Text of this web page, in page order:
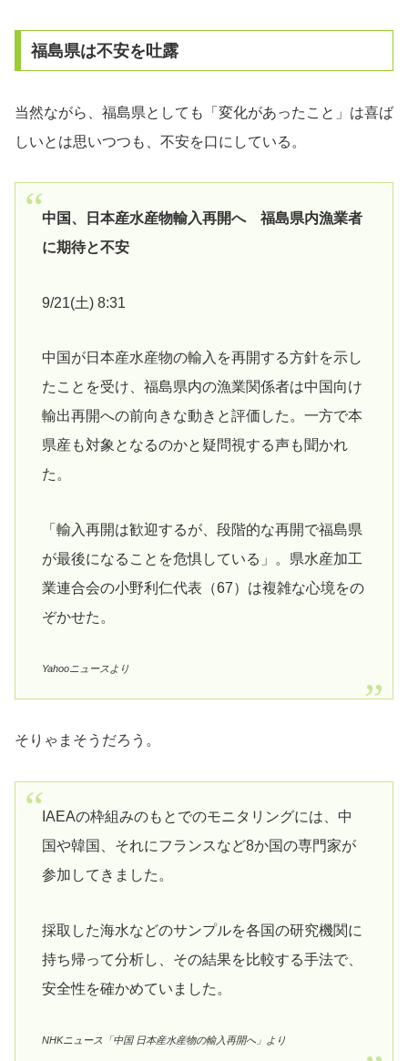
福島県は不安を吐露
当然ながら、福島県としても「変化があったこと」は喜ば
しいとは思いつつも、不安を口にしている。
中国、日本産水産物輸入再開へ 福島県内漁業者
に期待と不安
9/21(土) 8:31
中国が日本産水産物の輸入を再開する方針を示し
たことを受け、福島県内の漁業関係者は中国向け
輸出再開への前向きな動きと評価した。一方で本
県産も対象となるのかと疑問視する声も聞かれ
た。
「輸入再開は歓迎するが、段階的な再開で福島県
が最後になることを危惧している」。県水産加工
業連合会の小野利仁代表（67）は複雑な心境をの
ぞかせた。
Yahooニュースより
そりゃまそうだろう。
IAEAの枠組みのもとでのモニタリングには、中
国や韓国、それにフランスなど8か国の専門家が
参加してきました。
採取した海水などのサンプルを各国の研究機関に
持ち帰って分析し、その結果を比較する手法で、
安全性を確かめていました。
NHKニュース「中国 日本産水産物の輸入再開へ」より